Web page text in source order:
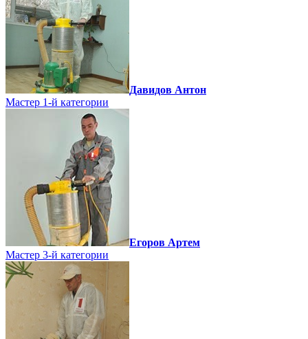
Давидов Антон
Мастер 1-й категории
Егоров Артем
Мастер 3-й категории